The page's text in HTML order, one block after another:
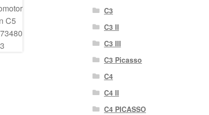
C3
C3 II
C3 III
C3 Picasso
C4
C4 II
C4 PICASSO